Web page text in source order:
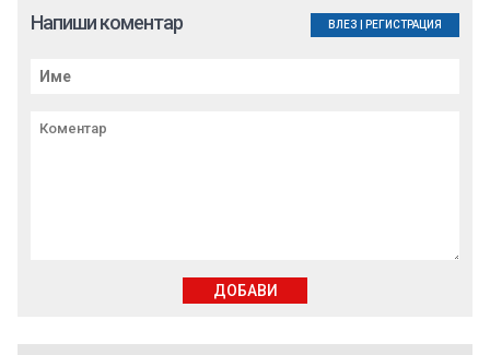
Напиши коментар ВЛЕЗ РЕГИСТРАЦИЯ
ДОБАВИ